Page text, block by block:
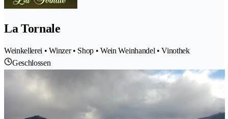
La Tornale
Weinkellerei • Winzer • Shop • Wein Weinhandel • Vinothek
Geschlossen